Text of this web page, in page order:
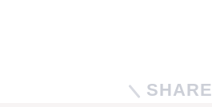
SHARE